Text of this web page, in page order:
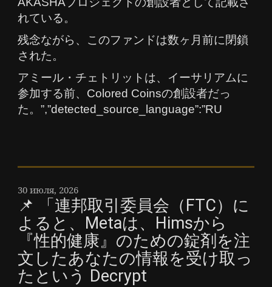
れている。
残念ながら、このファンドは数ヶ月前に閉鎖
された。
アミール・チェトリットは、イーサリアムに
参加する前、Colored Coinsの創設者だっ
た。”,”detected_source_language”:”RU
30 июля, 2026
📌 「連邦取引委員会（FTC）に
よると、Metaは、Himsから
『性的健康』のための錠剤を注
文したあなたの情報を受け取っ
たという Decrypt